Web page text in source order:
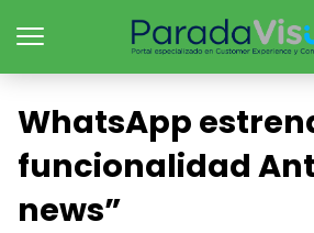
WhatsApp
funcionalidad
news”